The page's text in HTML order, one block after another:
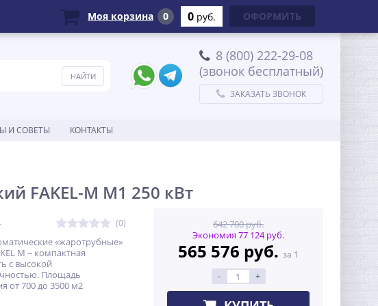
8 (800) 222-29-08
(звонок бесплатный)
ЗАКАЗАТЬ ЗВОНОК
И СОВЕТЫ КОНТАКТЫ
FAKEL-M M1 250 кВт
(0)
«жаротрубные»
М – компактная
с высокой
Площадь
от 700 до 3500 м2
642 700 руб.
Экономия 77 124 руб.
565 576 руб. за 1
- +
Моя корзина 0 0 руб. ОФОРМИТЬ